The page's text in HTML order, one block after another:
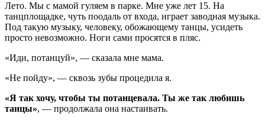
Лето. Мы с мамой гуляем в парке. Мне уже лет 15. На
танцплощадке, чуть поодаль от входа, играет заводная музыка.
Под такую музыку, человеку, обожающему танцы, усидеть
просто невозможно. Ноги сами просятся в пляс.
«Иди, потанцуй», — сказала мне мама.
«Не пойду», — сквозь зубы процедила я.
«Я так хочу, чтобы ты потанцевала. Ты же так любишь
танцы», — продолжала она настаивать.